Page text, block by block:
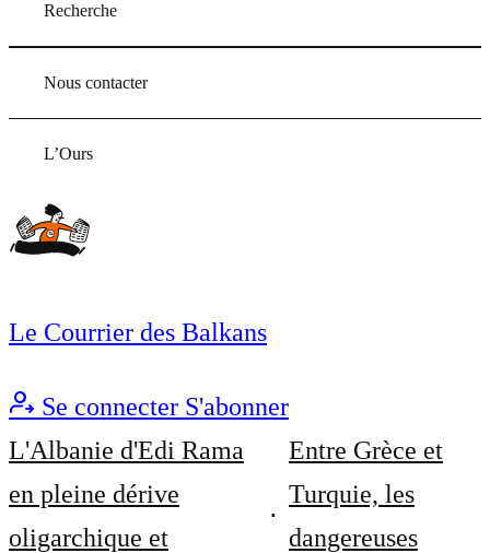
Recherche
Nous contacter
L’Ours
Le Courrier des Balkans
Se connecter S'abonner
L'Albanie d'Edi Rama
en pleine dérive
oligarchique et
Entre Grèce et
Turquie, les
dangereuses